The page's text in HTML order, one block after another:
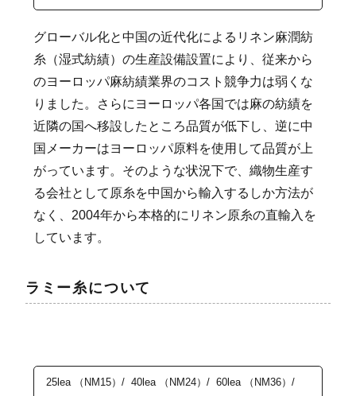
グローバル化と中国の近代化によるリネン麻潤紡
糸（湿式紡績）の生産設備設置により、従来から
のヨーロッパ麻紡績業界のコスト競争力は弱くな
りました。さらにヨーロッパ各国では麻の紡績を
近隣の国へ移設したところ品質が低下し、逆に中
国メーカーはヨーロッパ原料を使用して品質が上
がっています。そのような状況下で、織物生産す
る会社として原糸を中国から輸入するしか方法が
なく、2004年から本格的にリネン原糸の直輸入を
しています。
ラミー糸について
25lea （NM15）/ 40lea （NM24）/ 60lea （NM36）/